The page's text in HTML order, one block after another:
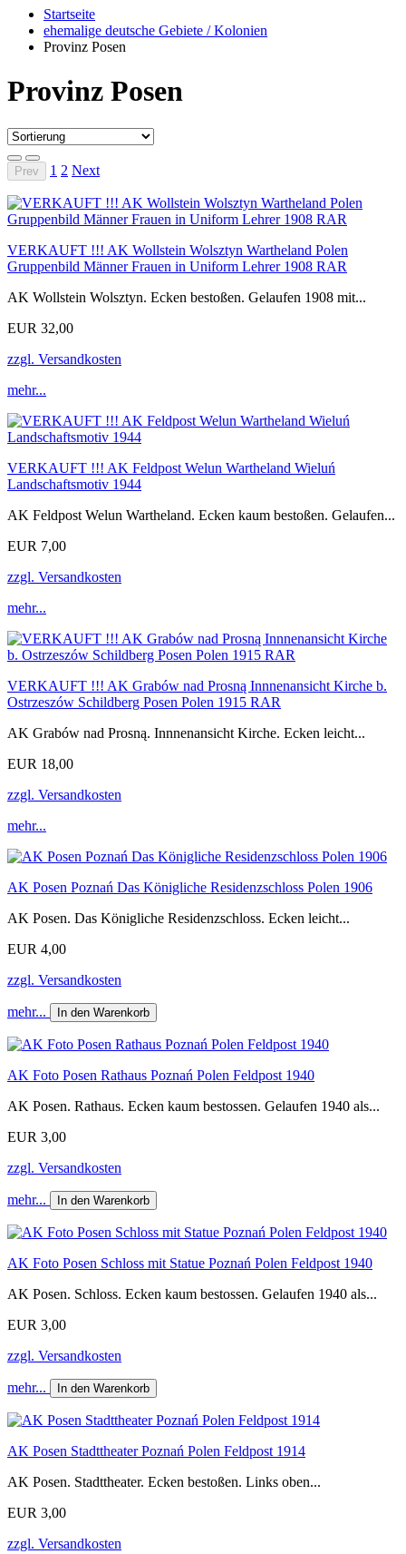
Startseite
ehemalige deutsche Gebiete / Kolonien
Provinz Posen
Provinz Posen
Prev 1 2 Next
VERKAUFT !!! AK Wollstein Wolsztyn Wartheland Polen
Gruppenbild Männer Frauen in Uniform Lehrer 1908 RAR
AK Wollstein Wolsztyn. Ecken bestoßen. Gelaufen 1908 mit...
EUR 32,00
zzgl. Versandkosten
mehr...
VERKAUFT !!! AK Feldpost Welun Wartheland Wieluń
Landschaftsmotiv 1944
AK Feldpost Welun Wartheland. Ecken kaum bestoßen. Gelaufen...
EUR 7,00
zzgl. Versandkosten
mehr...
VERKAUFT !!! AK Grabów nad Prosną Innnenansicht Kirche b.
Ostrzeszów Schildberg Posen Polen 1915 RAR
AK Grabów nad Prosną. Innnenansicht Kirche. Ecken leicht...
EUR 18,00
zzgl. Versandkosten
mehr...
AK Posen Poznań Das Königliche Residenzschloss Polen 1906
AK Posen. Das Königliche Residenzschloss. Ecken leicht...
EUR 4,00
zzgl. Versandkosten
mehr... In den Warenkorb
AK Foto Posen Rathaus Poznań Polen Feldpost 1940
AK Posen. Rathaus. Ecken kaum bestossen. Gelaufen 1940 als...
EUR 3,00
zzgl. Versandkosten
mehr... In den Warenkorb
AK Foto Posen Schloss mit Statue Poznań Polen Feldpost 1940
AK Posen. Schloss. Ecken kaum bestossen. Gelaufen 1940 als...
EUR 3,00
zzgl. Versandkosten
mehr... In den Warenkorb
AK Posen Stadttheater Poznań Polen Feldpost 1914
AK Posen. Stadttheater. Ecken bestoßen. Links oben...
EUR 3,00
zzgl. Versandkosten